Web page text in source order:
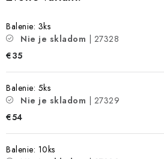
Balenie: 3ks
Nie je skladom
| 27328
€35
Balenie: 5ks
Nie je skladom
| 27329
€54
Balenie: 10ks